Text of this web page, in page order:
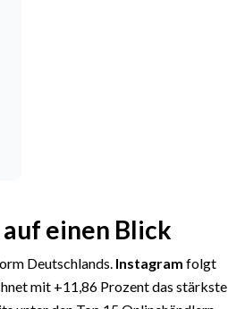
einen Blick
Deutschlands. Instagram folgt
mit +11,86 Prozent das stärkste